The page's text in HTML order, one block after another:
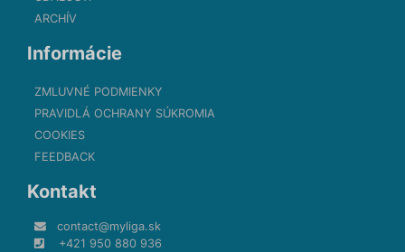
ARCHÍV
Informácie
ZMLUVNÉ PODMIENKY
PRAVIDLÁ OCHRANY SÚKROMIA
COOKIES
FEEDBACK
Kontakt
contact@myliga.sk
+421 950 880 936